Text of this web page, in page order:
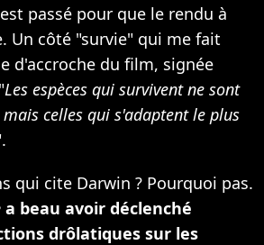
passé pour que le rendu à
Un côté "survie" qui me fait
d'accroche du film, signée
Les espèces qui survivent ne sont
celles qui s'adaptent le plus
qui cite Darwin ? Pourquoi pas.
a beau avoir déclenché
drôlatiques sur les